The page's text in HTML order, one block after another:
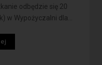
odbędzie się 20
w Wypożyczalni dla...